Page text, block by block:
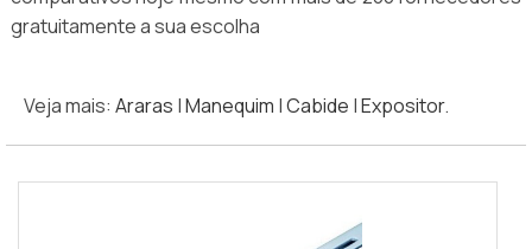
gratuitamente a sua escolha
Veja mais: Araras |Manequim |Cabide |Expositor.